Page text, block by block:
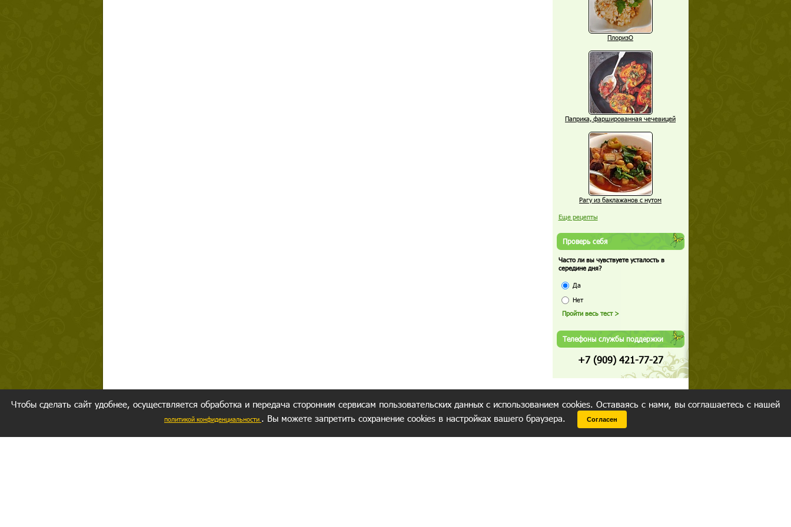
ПлоризО
Паприка, фаршированная чечевицей
Рагу из баклажанов с нутом
Еще рецепты
Проверь себя
Часто ли вы чувствуете усталость в
середине дня?
Да
Нет
Телефоны службы поддержки
+7 (909) 421-77-27
Чтобы сделать сайт удобнее, осуществляется обработка и передача сторонним сервисам пользовательских данных с использованием cookies. Оставаясь с нами, вы соглашаетесь с нашей
политикой конфиденциальности . Вы можете запретить сохранение cookies в настройках вашего браузера. Согласен